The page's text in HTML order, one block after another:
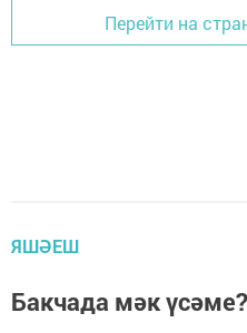
Перейти на
ЯШӘЕШ
Бакчада мәк